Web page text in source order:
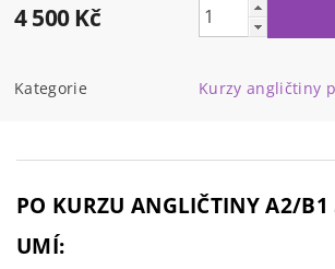
4 500 Kč
Kategorie Kurzy angličtiny
PO KURZU ANGLIČTINY A2/B1
UMÍ: